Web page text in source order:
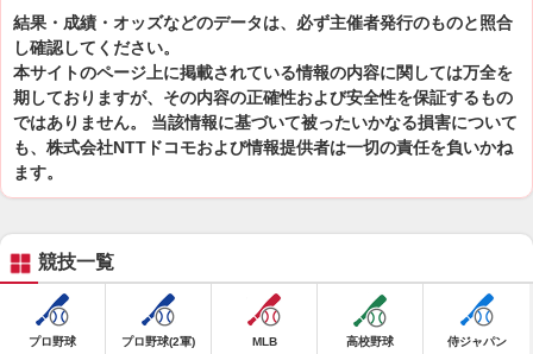
結果・成績・オッズなどのデータは、必ず主催者発行のものと照合
し確認してください。
本サイトのページ上に掲載されている情報の内容に関しては万全を
期しておりますが、その内容の正確性および安全性を保証するもの
ではありません。 当該情報に基づいて被ったいかなる損害について
も、株式会社NTTドコモおよび情報提供者は一切の責任を負いかね
ます。
競技一覧
プロ野球 プロ野球(2軍) MLB 高校野球 侍ジャパン